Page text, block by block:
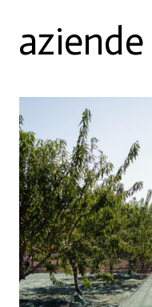
aziende